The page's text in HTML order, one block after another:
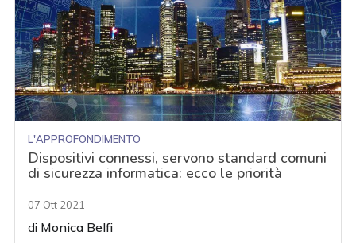
L'APPROFONDIMENTO
Dispositivi connessi, servono standard comuni
di sicurezza informatica: ecco le priorità
07 Ott 2021
di Monica Belfi